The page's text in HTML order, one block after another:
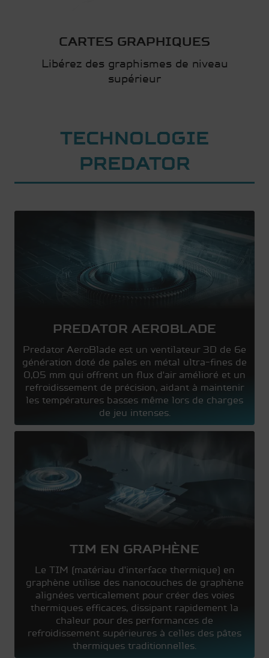
CARTES GRAPHIQUES
Libérez des graphismes de niveau
supérieur
TECHNOLOGIE
PREDATOR
PREDATOR AEROBLADE
Predator AeroBlade est un ventilateur 3D de 6e
génération doté de pales en métal ultra-fines de
0,05 mm qui offrent un flux d'air amélioré et un
refroidissement de précision, aidant à maintenir
les températures basses même lors de charges
de jeu intenses.
TIM EN GRAPHÈNE
Le TIM (matériau d'interface thermique) en
graphène utilise des nanocouches de graphène
alignées verticalement pour créer des voies
thermiques efficaces, dissipant rapidement la
chaleur pour des performances de
refroidissement supérieures à celles des pâtes
thermiques traditionnelles.